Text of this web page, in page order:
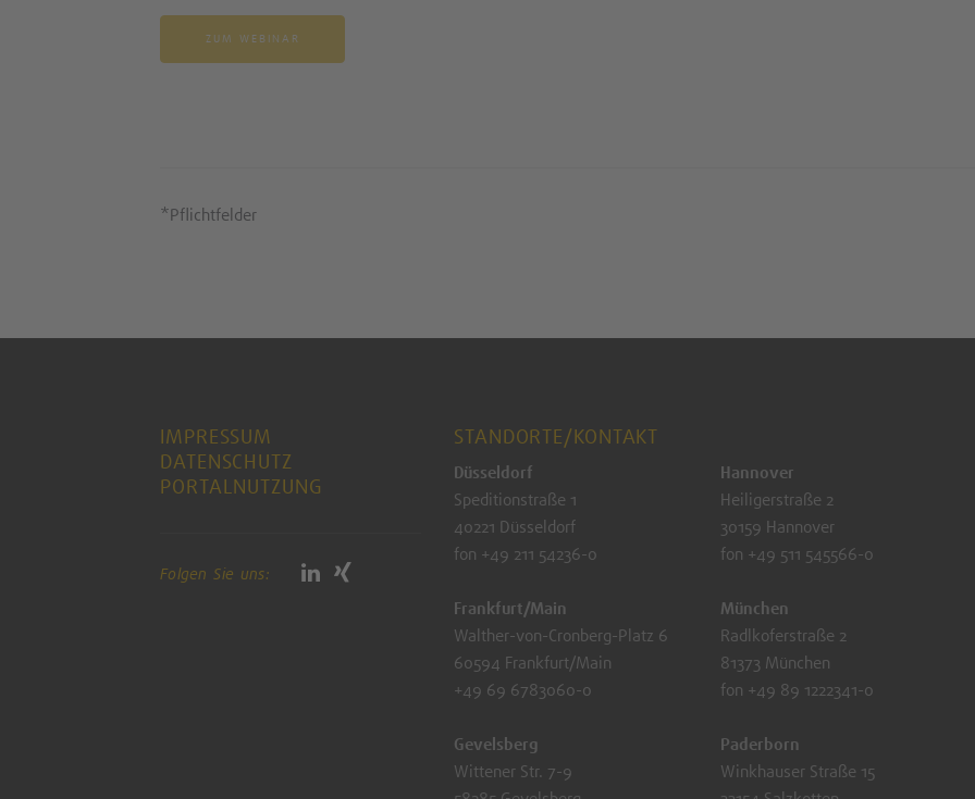
*Pflichtfelder
IMPRESSUM
DATENSCHUTZ
PORTALNUTZUNG
Folgen Sie uns:
STANDORTE/KONTAKT
Düsseldorf
Speditionstraße 1
40221 Düsseldorf
fon +49 211 54236-0
Frankfurt/Main
Walther-von-Cronberg-Platz 6
60594 Frankfurt/Main
+49 69 6783060-0
Gevelsberg
Wittener Str. 7-9
Hannover
Heiligerstraße 2
30159 Hannover
fon +49 511 545566-0
München
Radlkoferstraße 2
81373 München
fon +49 89 1222341-0
Paderborn
Winkhauser Straße 15